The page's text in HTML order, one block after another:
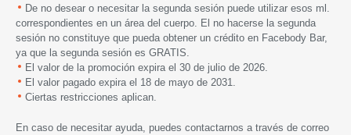
De no desear o necesitar la segunda sesión puede utilizar esos ml.
correspondientes en un área del cuerpo. El no hacerse la segunda
sesión no constituye que pueda obtener un crédito en Facebody Bar,
ya que la segunda sesión es GRATIS.
El valor de la promoción expira el 30 de julio de 2026.
El valor pagado expira el 18 de mayo de 2031.
Ciertas restricciones aplican.
En caso de necesitar ayuda, puedes contactarnos a través de correo